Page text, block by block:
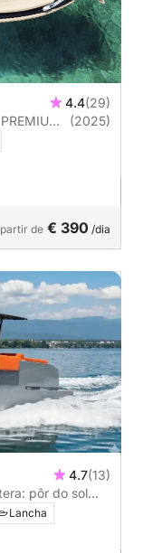
4.4(29)
(2025)
de € 390 /dia
4.7(13)
pôr do sol
para 9 pessoas
Lancha